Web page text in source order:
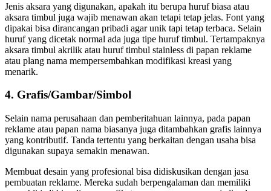
Jenis aksara yang digunakan, apakah itu berupa huruf biasa atau
aksara timbul juga wajib menawan akan tetapi tetap jelas. Font yang
dipakai bisa dirancangan pribadi agar unik tapi tetap terbaca. Selain
huruf yang dicetak normal ada juga tipe huruf timbul. Tertampaknya
aksara timbul akrilik atau huruf timbul stainless di papan reklame
atau plang nama mempersembahkan modifikasi kreasi yang
menarik.
4. Grafis/Gambar/Simbol
Selain nama perusahaan dan pemberitahuan lainnya, pada papan
reklame atau papan nama biasanya juga ditambahkan grafis lainnya
yang kontributif. Tanda tertentu yang berkaitan dengan usaha bisa
digunakan supaya semakin menawan.
Membuat desain yang profesional bisa didiskusikan dengan jasa
pembuatan reklame. Mereka sudah berpengalaman dan memiliki